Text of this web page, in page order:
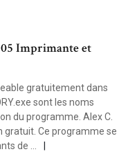
Imprimante et
gratuitement dans
sont les noms
du programme. Alex C.
gratuit. Ce programme se
de …